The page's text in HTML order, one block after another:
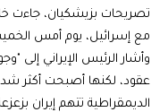
تصريحات بزيشكيان، جاءت
مع إسرائيل، يوم أمس
وأشار الرئيس الإيراني
عقود، لكنها أصبحت أكثر
الديمقراطية تتهم إيران